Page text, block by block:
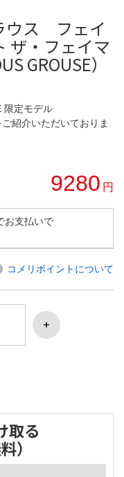
ウス フェイ
ザ・フェイマ
GROUSE）
限定モデル
紹介いただいておりま
9280 円
お支払いで
コメリポイントについて
取る
）